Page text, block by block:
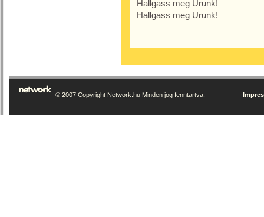
Hallgass meg Urunk!
Hallgass meg Urunk!
© 2007 Copyright Network.hu Minden jog fenntartva.